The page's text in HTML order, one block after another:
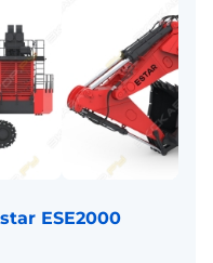
ESE2000